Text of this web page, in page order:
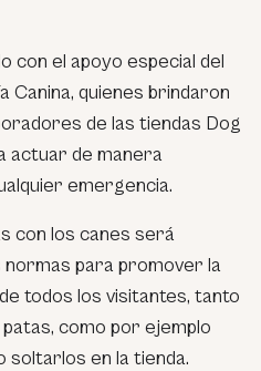
con el apoyo especial del
Canina, quienes brindaron
de las tiendas Dog
actuar de manera
emergencia.
con los canes será
para promover la
todos los visitantes, tanto
como por ejemplo
en la tienda.